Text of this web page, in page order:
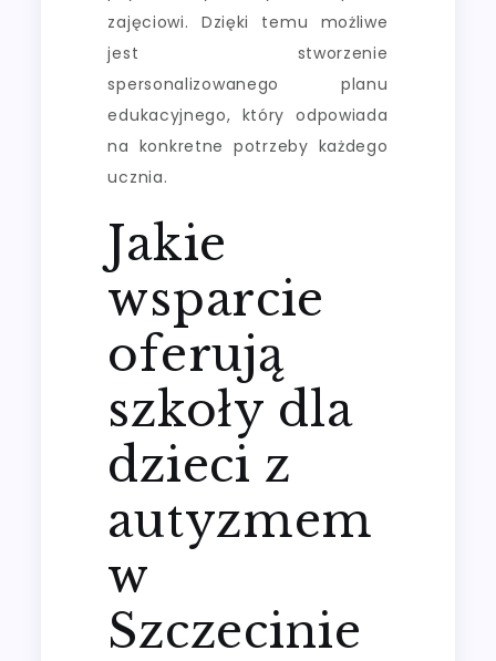
zajęciowi. Dzięki temu możliwe
jest stworzenie
spersonalizowanego planu
edukacyjnego, który odpowiada
na konkretne potrzeby każdego
ucznia.
Jakie
wsparcie
oferują
szkoły dla
dzieci z
autyzmem
w
Szczecinie